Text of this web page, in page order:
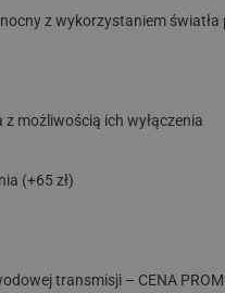
z wykorzystaniem
możliwością ich wyłączenia
(+65 zł)
transmisji – CENA